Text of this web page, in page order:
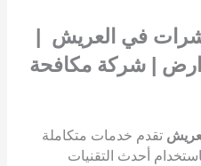
في العريش |
| شركة مكافحة
تقدم خدمات متكاملة
أحدث التقنيات